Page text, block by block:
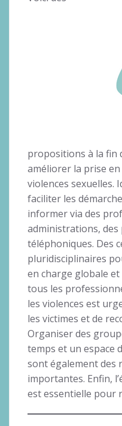
propositions à la fin
améliorer la prise
violences sexuelles.
faciliter les
informer via des
administrations,
téléphoniques. Des
pluridisciplinaires
en charge globale
tous les
les violences est
les victimes et de
Organiser des
temps et un espace
sont également des
importantes. Enfin,
est essentielle pour